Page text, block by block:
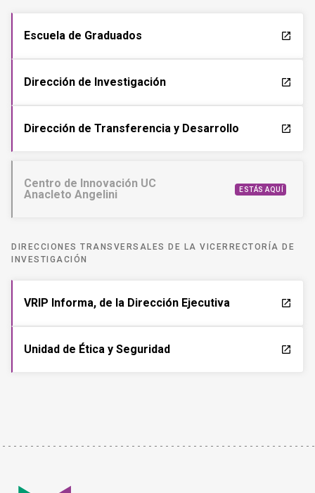
Escuela de Graduados launch
Dirección de Investigación launch
Dirección de Transferencia y Desarrollo launch
Centro de Innovación UC
Anacleto Angelini
ESTÁS AQUÍ
DIRECCIONES TRANSVERSALES DE LA VICERRECTORÍA DE
INVESTIGACIÓN
VRIP Informa, de la Dirección Ejecutiva launch
Unidad de Ética y Seguridad launch